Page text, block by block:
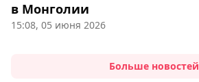
в Монголии
15:08, 05 июня 2026
Больше новостей